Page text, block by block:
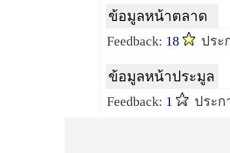
ข้อมูลหน้าตลาด
Feedback: 18 ปร
ข้อมูลหน้าประมูล
Feedback: 1 ประก